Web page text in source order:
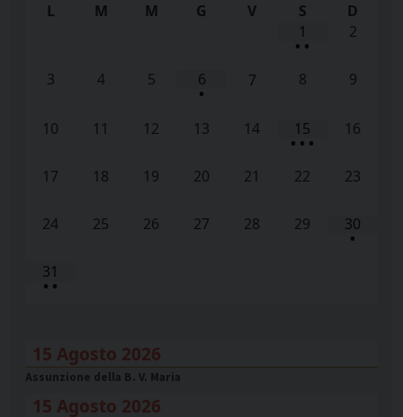
L M M G V S
D
1
• •
2
3 4 5 6
•
7 8 9
10 11 12 13 14 15
• • •
16
17 18 19 20 21 22 23
24 25 26 27 28 29 30
•
31
• •
15 Agosto 2026
Assunzione della B. V. Maria
15 Agosto 2026